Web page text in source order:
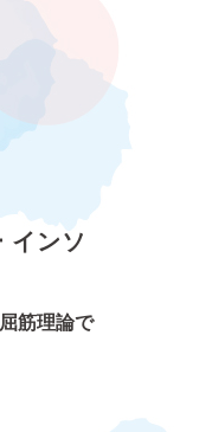
インソ
筋理論で